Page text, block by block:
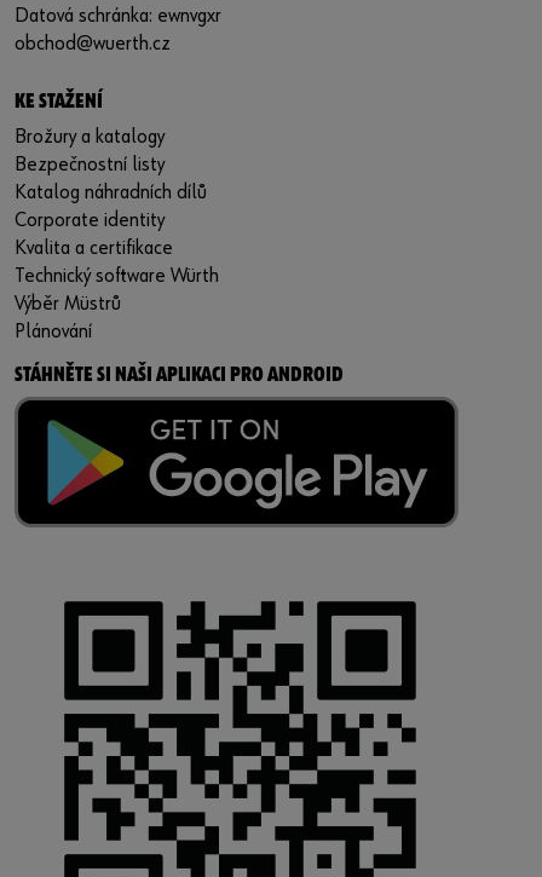
Datová schránka: ewnvgxr
obchod@wuerth.cz
KE STAŽENÍ
Brožury a katalogy
Bezpečnostní listy
Katalog náhradních dílů
Corporate identity
Kvalita a certifikace
Technický software Würth
Výběr Müstrů
Plánování
STÁHNĚTE SI NAŠI APLIKACI PRO ANDROID